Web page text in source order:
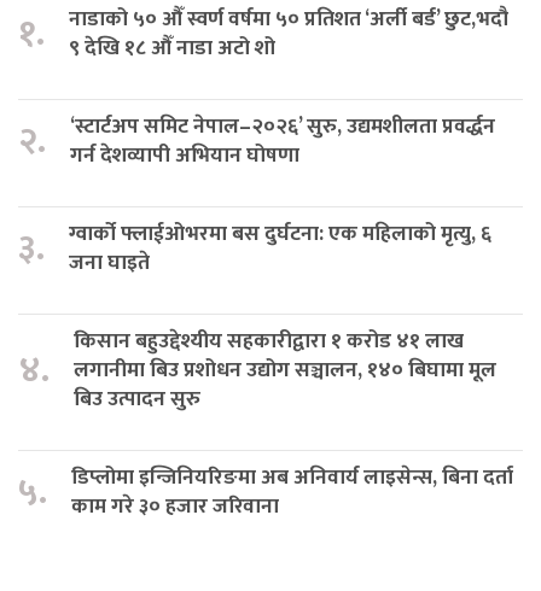
१.
नाडाको ५० औँ स्वर्ण वर्षमा ५० प्रतिशत ‘अर्ली बर्ड’ छुट,भदौ
९ देखि १८ औँ नाडा अटो शो
२.
‘स्टार्टअप समिट नेपाल–२०२६’ सुरु, उद्यमशीलता प्रवर्द्धन
गर्न देशव्यापी अभियान घोषणा
३.
ग्वार्को फ्लाईओभरमा बस दुर्घटना: एक महिलाको मृत्यु, ६
जना घाइते
४.
किसान बहुउद्देश्यीय सहकारीद्वारा १ करोड ४१ लाख
लगानीमा बिउ प्रशोधन उद्योग सञ्चालन, १४० बिघामा मूल
बिउ उत्पादन सुरु
५.
डिप्लोमा इन्जिनियरिङमा अब अनिवार्य लाइसेन्स, बिना दर्ता
काम गरे ३० हजार जरिवाना